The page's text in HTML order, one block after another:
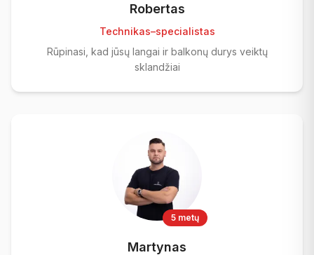
Robertas
Technikas–specialistas
Rūpinasi, kad jūsų langai ir balkonų durys veiktų
sklandžiai
5 metų
Martynas